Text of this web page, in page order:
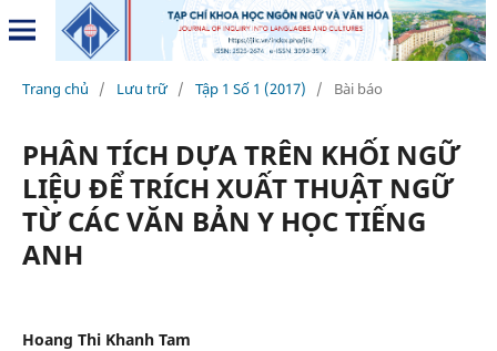
Trang chủ / Lưu trữ / Tập 1 Số 1 (2017) / Bài báo
PHÂN TÍCH DỰA TRÊN KHỐI NGỮ
LIỆU ĐỂ TRÍCH XUẤT THUẬT NGỮ
TỪ CÁC VĂN BẢN Y HỌC TIẾNG
ANH
Hoang Thi Khanh Tam